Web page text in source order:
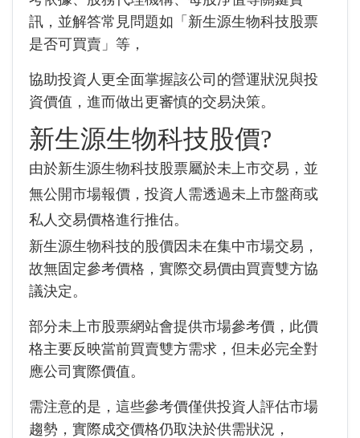
訊，並解答常見問題如「新生源生物科技股票
是否可買賣」等，
協助投資人更全面掌握該公司的營運狀況與投
資價值，進而做出更審慎的交易決策。
新生源生物科技股價?
由於新生源生物科技股票屬於未上市交易，並
無公開市場報價，投資人需透過未上市盤商或
私人交易價格進行推估。
新生源生物科技的股價因未在集中市場交易，
故無固定參考價格，實際交易價由買賣雙方協
議決定。
部分未上市股票網站會提供市場參考價，此價
格主要反映當前買賣雙方需求，但未必完全對
應公司實際價值。
需注意的是，這些參考價僅供投資人評估市場
趨勢，實際成交價格仍取決於供需狀況，